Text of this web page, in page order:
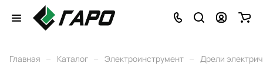
Главная – Каталог – Электроинструмент – Дрели